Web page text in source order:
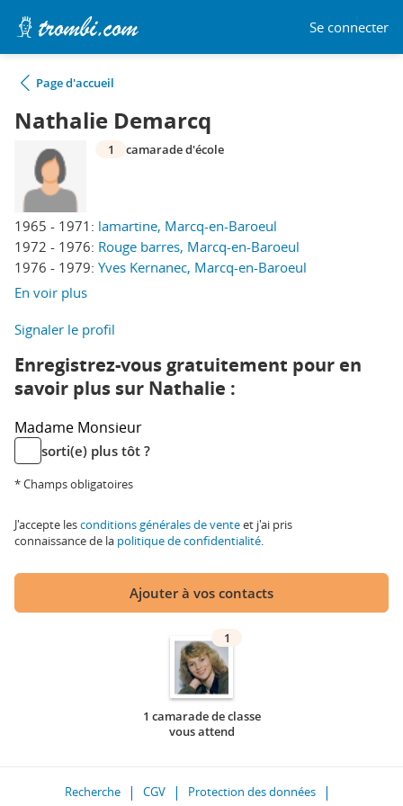
Se connecter
Page d'accueil
Nathalie Demarcq
1965 - 1971: lamartine, Marcq-en-Baroeul
1972 - 1976: Rouge barres, Marcq-en-Baroeul
1976 - 1979: Yves Kernanec, Marcq-en-Baroeul
En voir plus
1 camarade d'école
Signaler le profil
Enregistrez-vous gratuitement pour en
savoir plus sur Nathalie :
Madame Monsieur
sorti(e) plus tôt ?
* Champs obligatoires
J'accepte lesconditions générales de venteet j'ai pris
connaissance de la politique de confidentialité.
Ajouter à vos contacts
1
1 camarade de classe
vous attend
Recherche CGV
Protection des données